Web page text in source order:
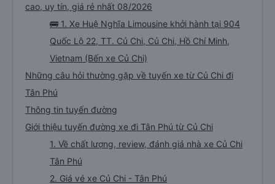
cao, uy tín, giá rẻ nhất 08/2026
🚌 1. Xe Huệ Nghĩa Limousine khởi hành tại 904
Quốc Lộ 22, TT. Củ Chi, Củ Chi, Hồ Chí Minh,
Vietnam (Bến xe Củ Chi)
Những câu hỏi thường gặp về tuyến xe từ Củ Chi đi
Tân Phú
Thông tin tuyến đường
Giới thiệu tuyến đường xe đi Tân Phú từ Củ Chi
1. Về chất lượng, review, đánh giá nhà xe Củ Chi
Tân Phú
2. Giá vé xe Củ Chi - Tân Phú